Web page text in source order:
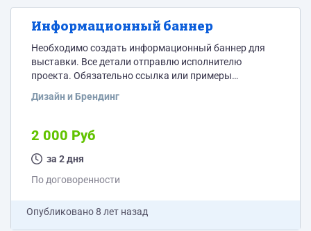
Информационный баннер
Необходимо создать информационный баннер для
выставки. Все детали отправлю исполнителю
проекта. Обязательно ссылка или примеры
правильный и креативный подход.
Дизайн и Брендинг
2 000 Руб
за 2 дня
По договоренности
Опубликовано8 лет назад